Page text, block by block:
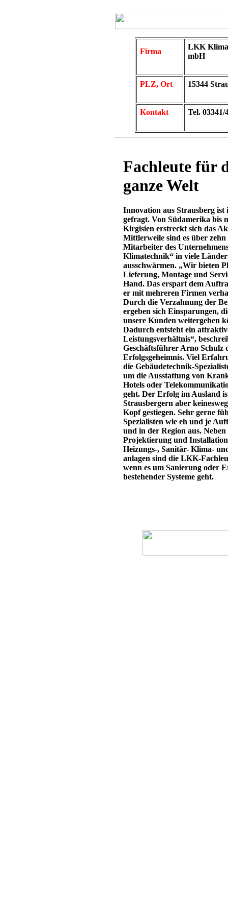
Firma
LKK
mbH
PLZ, Ort 15344
Kontakt Tel. 03341/
Fachleute für
ganze Welt
Innovation aus Strausberg ist
gefragt. Von Südamerika bis
Kirgisien erstreckt sich das
Mittlerweile sind es über zehn
Mitarbeiter des
Klimatechnik“ in viele Länder
ausschwärmen. „Wir bieten
Lieferung, Montage und
Hand. Das erspart dem
er mit mehreren Firmen
Durch die Verzahnung der
ergeben sich Einsparungen,
unsere Kunden weitergeben
Dadurch entsteht ein
Leistungsverhältnis“,
Geschäftsführer Arno Schulz
Erfolgsgeheimnis. Viel
die Gebäudetechnik-
um die Ausstattung von
Hotels oder
geht. Der Erfolg im Ausland
Strausbergern aber
Kopf gestiegen. Sehr gerne
Spezialisten wie eh und je
und in der Region aus. Neben
Projektierung und
Heizungs-, Sanitär- Klima-
anlagen sind die LKK-
wenn es um Sanierung oder
bestehender Systeme geht.